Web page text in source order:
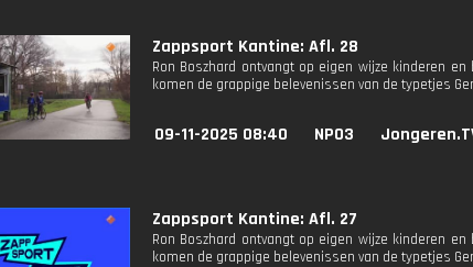
Zappsport Kantine: Afl. 28
Ron Boszhard ontvangt op eigen wijze kinderen
komen de grappige belevenissen van de typetjes
09-11-2025 08:40 NPO3
Zappsport Kantine: Afl. 27
Ron Boszhard ontvangt op eigen wijze kinderen
komen de grappige belevenissen van de typetjes